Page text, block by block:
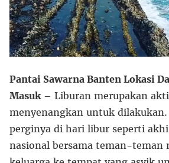
Pantai Sawarna Banten Lokasi
Masuk – Liburan merupakan
menyenangkan untuk
perginya di hari libur seperti
nasional bersama teman-teman